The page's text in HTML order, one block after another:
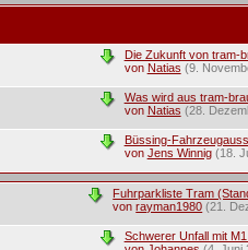
Die Zukunft von tram-
von Natias (9.
Was wird aus tram-
von Natias (28.
Büssing-
von Jens Winnig (18.
Fuhrparkliste Tram
vonrayman1980 (21.
Schwerer Unfall mit